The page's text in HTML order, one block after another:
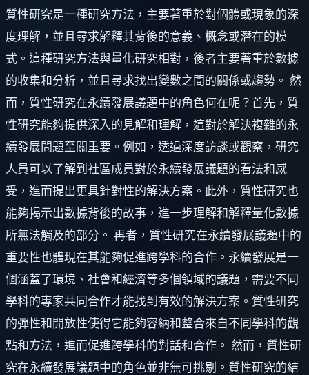
質性研究是一種研究方法，主要著重於對個體或現象的深
度理解，並且尋求解釋其背後的意義、概念或潛在的模
式。這種研究方法與量化研究相對，後者主要著重於數據
的收集和分析，並且尋求找出變數之間的關係或趨勢。 然
而，質性研究在永續發展議題中的角色何在呢？首先，質
性研究能夠提供深入的見解和理解，這對於解決複雜的永
續發展問題至關重要。例如，透過深度訪談或觀察，研究
人員可以了解到社區成員對於永續發展議題的看法和感
受，進而提出更具針對性的解決方案。此外，質性研究也
能夠揭示出數據背後的故事，進一步理解和解釋量化數據
所無法觸及的部分。 再者，質性研究在永續發展議題中的
重要性也體現在其能夠促進跨學科的合作。永續發展是一
個涵蓋了環境、社會和經濟等多個領域的議題，需要不同
學科的專家共同合作才能找到有效的解決方案。質性研究
的彈性和開放性使得它能夠容納和整合來自不同學科的觀
點和方法，進而促進跨學科的對話和合作。 然而，質性研
究在永續發展議題中的角色並非無可挑剔。質性研究的結